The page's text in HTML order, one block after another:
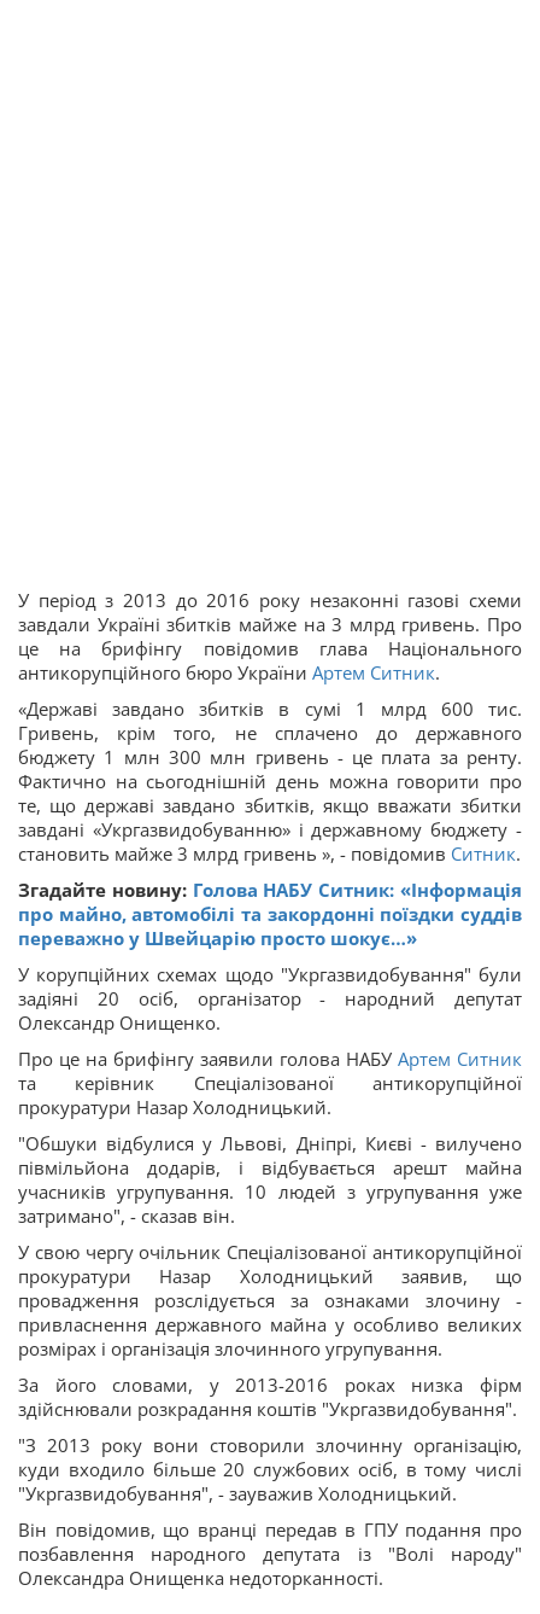
У період з 2013 до 2016 року незаконні газові схеми
завдали Україні збитків майже на 3 млрд гривень. Про
це на брифінгу повідомив глава Національного
антикорупційного бюро України Артем Ситник.
«Державі завдано збитків в сумі 1 млрд 600 тис.
Гривень, крім того, не сплачено до державного
бюджету 1 млн 300 млн гривень - це плата за ренту.
Фактично на сьогоднішній день можна говорити про
те, що державі завдано збитків, якщо вважати збитки
завдані «Укргазвидобуванню» і державному бюджету -
становить майже 3 млрд гривень », - повідомив Ситник.
Згадайте новину: Голова НАБУ Ситник: «Інформація
про майно, автомобілі та закордонні поїздки суддів
переважно у Швейцарію просто шокує…»
У корупційних схемах щодо "Укргазвидобування" були
задіяні 20 осіб, організатор - народний депутат
Олександр Онищенко.
Про це на брифінгу заявили голова НАБУ Артем Ситник
та керівник Спеціалізованої антикорупційної
прокуратури Назар Холодницький.
"Обшуки відбулися у Львові, Дніпрі, Києві - вилучено
півмільйона додарів, і відбувається арешт майна
учасників угрупування. 10 людей з угрупування уже
затримано", - сказав він.
У свою чергу очільник Спеціалізованої антикорупційної
прокуратури Назар Холодницький заявив, що
провадження розслідується за ознаками злочину -
привласнення державного майна у особливо великих
розмірах і організація злочинного угрупування.
За його словами, у 2013-2016 роках низка фірм
здійснювали розкрадання коштів "Укргазвидобування".
"З 2013 року вони стоворили злочинну організацію,
куди входило більше 20 службових осіб, в тому числі
"Укргазвидобування", - зауважив Холодницький.
Він повідомив, що вранці передав в ГПУ подання про
позбавлення народного депутата із "Волі народу"
Олександра Онищенка недоторканності.